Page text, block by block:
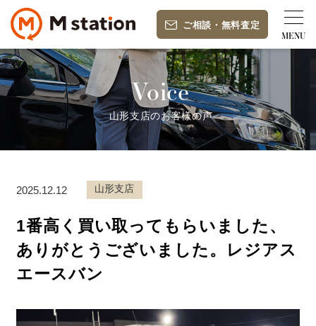
ご相談 ・ 無料査定
Voice
山形支店のお客様の声
2025.12.12 山形支店
1番高く買い取ってもらいました、
ありがとうございました。レジアス
エースバン